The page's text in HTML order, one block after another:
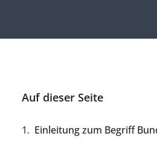
Auf dieser Seite
Einleitung zum Begriff